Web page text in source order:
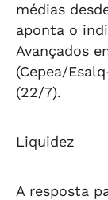
médias
aponta o
Avançados
(Cepea/
(22/7).
Liquidez
A resposta